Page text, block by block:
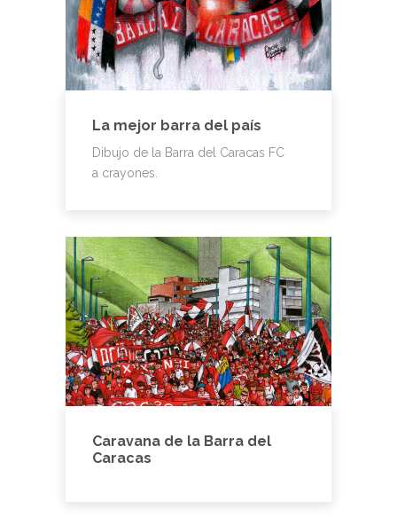
La mejor barra del país
Dibujo de la Barra del Caracas FC
a crayones.
Caravana de la Barra del
Caracas